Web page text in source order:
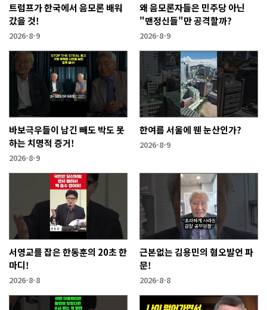
트럼프가 한국에서 음모론 배워
갔을 것!
2026-8-9
왜 음모론자들은 민주당 아닌
"맨정신들"만 공격할까?
2026-8-9
바보극우들이 남긴 빼도 박도 못
하는 치명적 증거!
2026-8-9
한여름 서울에 웬 눈산인가?
2026-8-9
서영교를 잡은 한동훈의 20초 한
마디!
2026-8-8
근본없는 김용민의 혐오발언 파
문!
2026-8-8